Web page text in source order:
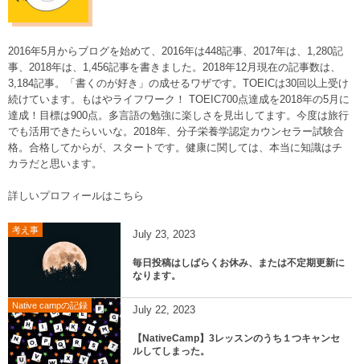
2016年5月からブログを始めて、2016年は448記事、2017年は、1,280記
事、2018年は、1,456記事を書きました。2018年12月現在の記事数は、
3,184記事。「書くのが好き」の成せるワザです。TOEICは30回以上受け
続けています。もはやライフワーク！ TOEIC700点達成を2018年の5月に
達成！目標は900点。多言語の勉強に楽しさを見出してます。今度は旅行
でも活用できたらいいな。2018年、分子栄養学認定カウンセラー試験合
格。合格してからが、スタートです。健康に関しては、本当に知識はチ
カラだと思います。
詳しいプロフィールはこちら
考え事 July 23, 2023
毎日投稿はしばらくお休み、または不定期更新に
なります。
Native campの記録 July 22, 2023
【NativeCamp】3レッスンのうち１つキャンセ
ルしてしまった。